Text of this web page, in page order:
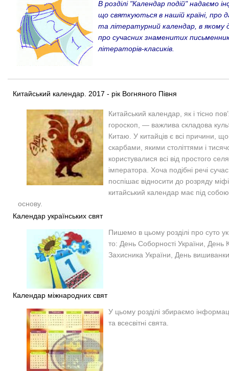
В розділі "Календар подій" надаємо
що святкуються в нашій країні, про
та літературний календар, в якому
про сучасних знаменитих
літераторів-класиків.
Китайський календар. 2017 - рік Вогняного Півня
Китайський календар, як і тісно
гороскоп, — важлива складова
Китаю. У китайців є всі причини,
скарбами, якими століттями і
користувалися всі від простого
імператора. Хоча подібні речі
поспішає відносити до розряду
китайський календар має під
основу.
Календар українських свят
Пишемо в цьому розділі про суто
то: День Соборності України, День
Захисника України, День
Календар міжнародних свят
У цьому розділі збираємо
та всесвітні свята.